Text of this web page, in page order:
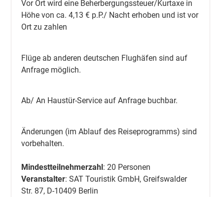
Vor Ort wird eine Beherbergungssteuer/Kurtaxe in
Höhe von ca. 4,13 € p.P./ Nacht erhoben und ist vor
Ort zu zahlen
Flüge ab anderen deutschen Flughäfen sind auf
Anfrage möglich.
Ab/ An Haustür-Service auf Anfrage buchbar.
Änderungen (im Ablauf des Reiseprogramms) sind
vorbehalten.
Mindestteilnehmerzahl: 20 Personen
Veranstalter: SAT Touristik GmbH, Greifswalder
Str. 87, D-10409 Berlin